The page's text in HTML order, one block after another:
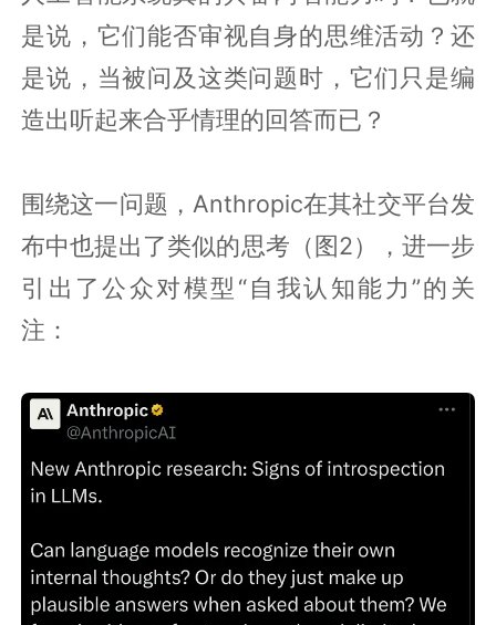
是说，它们能否审视自身的思维活动？还
是说，当被问及这类问题时，它们只是编
造出听起来合乎情理的回答而已？
围绕这一问题，Anthropic在其社交平台发
布中也提出了类似的思考（图2），进一步
引出了公众对模型“自我认知能力”的关
注：